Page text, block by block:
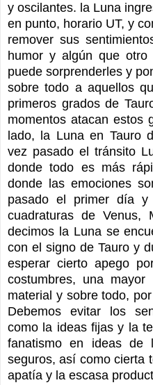
y oscilantes. la Luna
en punto, horario UT, y
remover sus
humor y algún que otro
puede sorprenderles y
sobre todo a aquellos
primeros grados de
momentos atacan estos
lado, la Luna en Tauro
vez pasado el tránsito
donde todo es más
donde las emociones
pasado el primer día
cuadraturas de Venus,
decimos la Luna se
con el signo de Tauro y
esperar cierto apego
costumbres, una
material y sobre todo,
Debemos evitar los
como la ideas fijas y la
fanatismo en ideas de
seguros, así como cierta
apatía y la escasa